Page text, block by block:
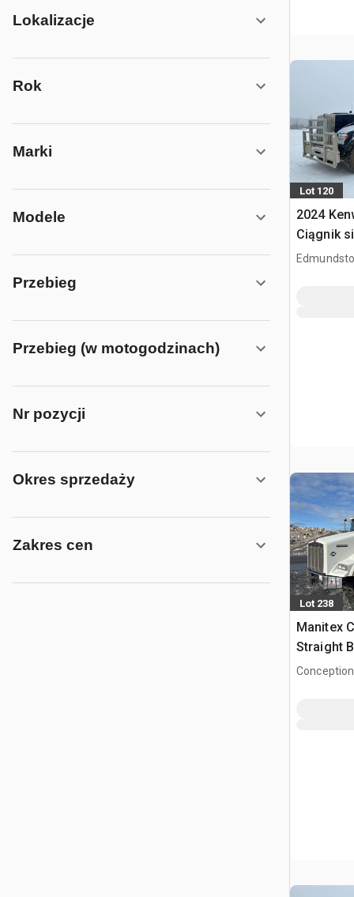
Lokalizacje
Rok
Marki
Modele
Przebieg
Przebieg (w motogodzinach)
Nr pozycji
Okres sprzedaży
Zakres cen
Lot 120
2024
Ciągnik
dzienną
Lot 238
Manitex
Straight